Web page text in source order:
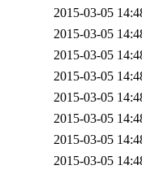
2015-03-05
2015-03-05
2015-03-05
2015-03-05
2015-03-05
2015-03-05
2015-03-05
2015-03-05